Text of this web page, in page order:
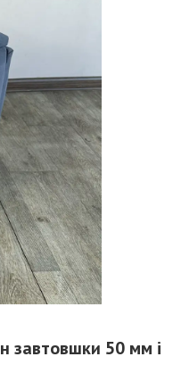
завтовшки 50 мм і